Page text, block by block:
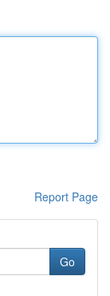
Report Page
Go